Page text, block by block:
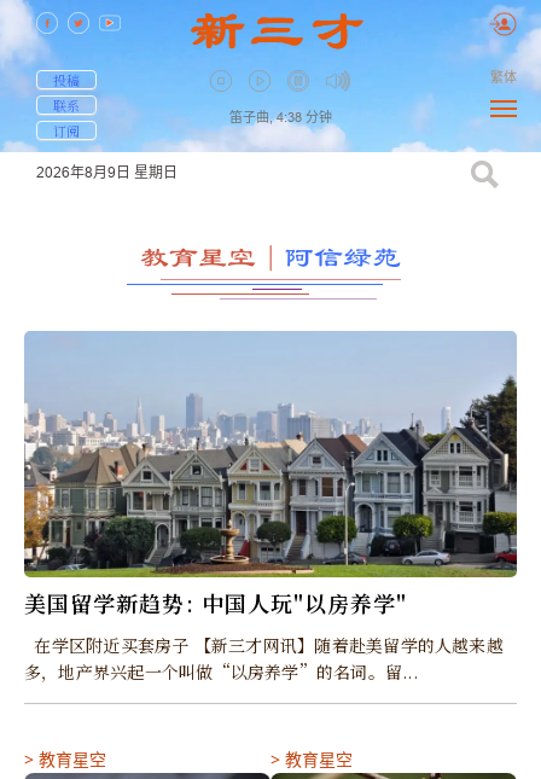
投稿
联系
订阅
笛子曲, 4:38 分钟
繁体
2026年8月9日 星期日
教育星空 ｜ 阿信绿苑
美国留学新趋势: 中国人玩"以房养学"
在学区附近买套房子 【新三才网讯】随着赴美留学的人越来越
多，地产界兴起一个叫做“以房养学”的名词。留...
> 教育星空 > 教育星空